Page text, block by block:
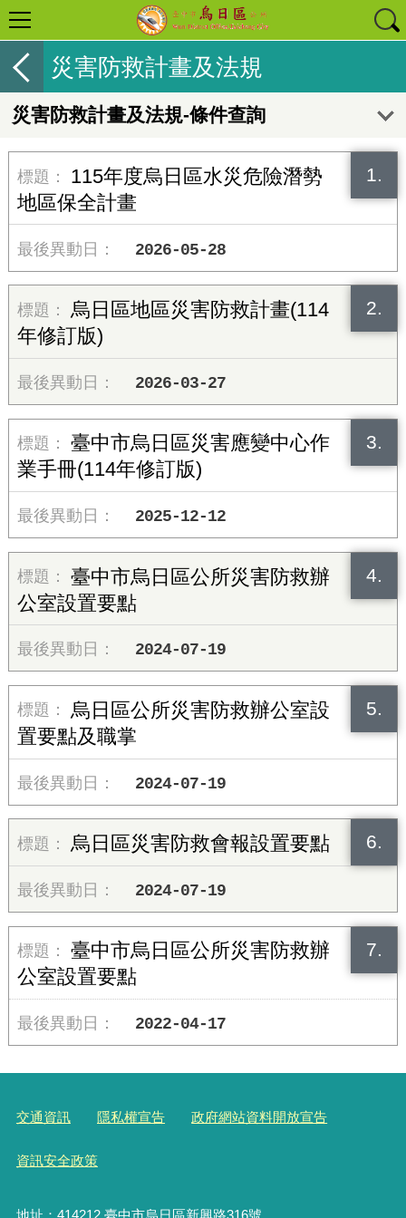
災害防救計畫及法規
災害防救計畫及法規-條件查詢
1.
115年度烏日區水災危險潛勢
地區保全計畫
2026-05-28
2.
烏日區地區災害防救計畫(114
年修訂版)
2026-03-27
3.
臺中市烏日區災害應變中心作
業手冊(114年修訂版)
2025-12-12
4.
臺中市烏日區公所災害防救辦
公室設置要點
2024-07-19
5.
烏日區公所災害防救辦公室設
置要點及職掌
2024-07-19
6.
烏日區災害防救會報設置要點
2024-07-19
7.
臺中市烏日區公所災害防救辦
公室設置要點
2022-04-17
交通資訊 隱私權宣告 政府網站資料開放宣告
資訊安全政策